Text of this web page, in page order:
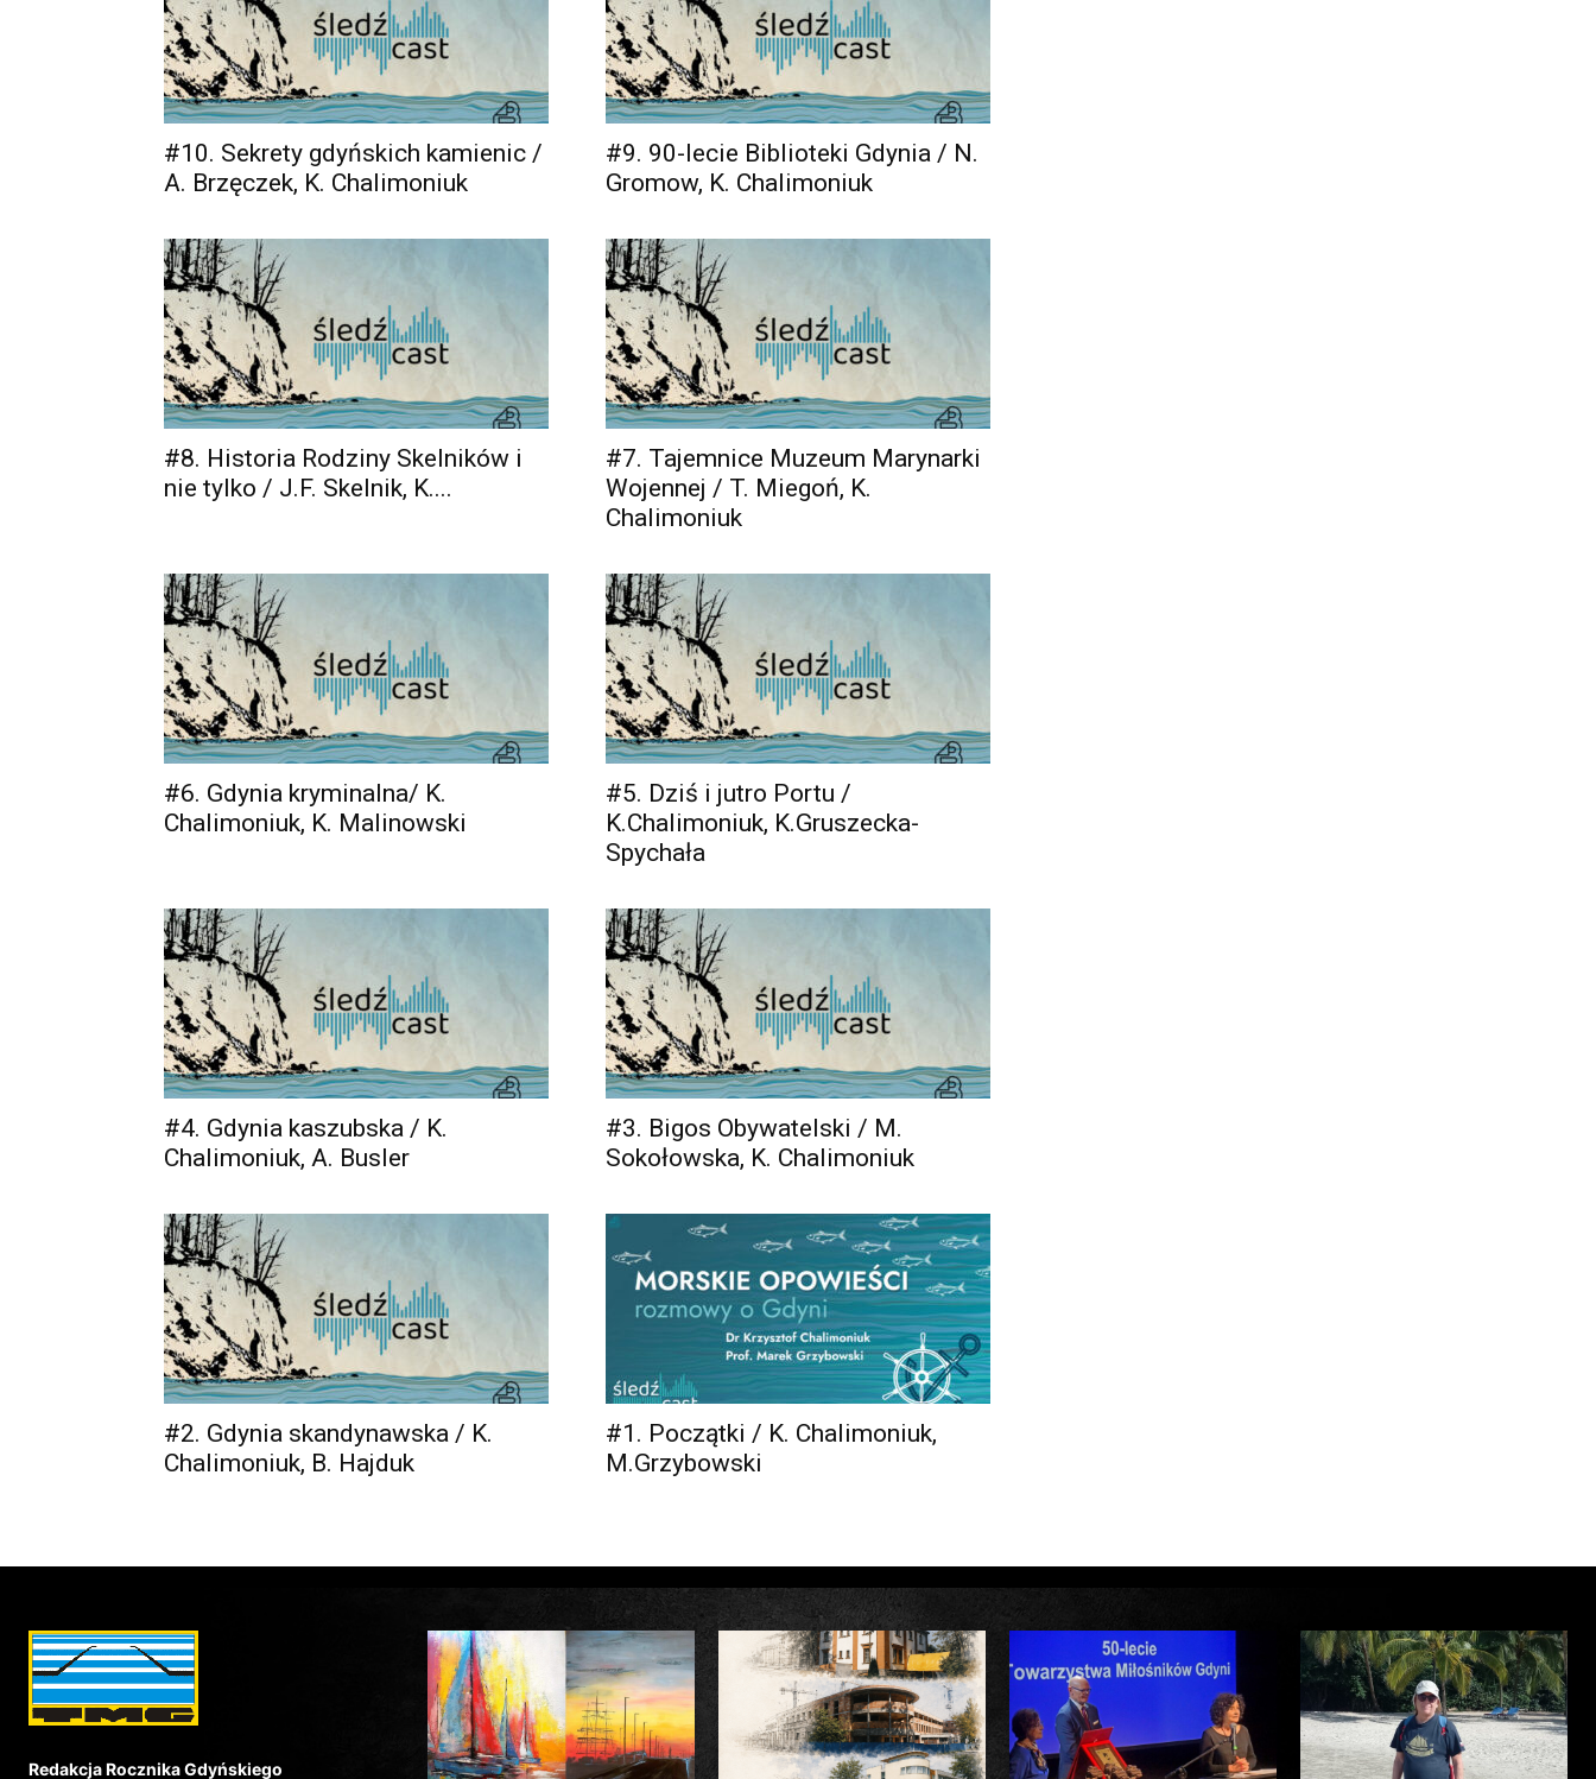
#10. Sekrety gdyńskich kamienic /
A. Brzęczek, K. Chalimoniuk
#9. 90-lecie Biblioteki Gdynia / N.
Gromow, K. Chalimoniuk
#8. Historia Rodziny Skelników i
nie tylko / J.F. Skelnik, K....
#7. Tajemnice Muzeum Marynarki
Wojennej / T. Miegoń, K.
Chalimoniuk
#6. Gdynia kryminalna/ K.
Chalimoniuk, K. Malinowski
#5. Dziś i jutro Portu /
K.Chalimoniuk, K.Gruszecka-
Spychała
#4. Gdynia kaszubska / K.
Chalimoniuk, A. Busler
#3. Bigos Obywatelski / M.
Sokołowska, K. Chalimoniuk
#2. Gdynia skandynawska / K.
Chalimoniuk, B. Hajduk
#1. Początki / K. Chalimoniuk,
M.Grzybowski
Redakcja Rocznika Gdyńskiego